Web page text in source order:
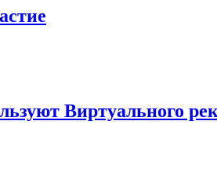
Виртуального